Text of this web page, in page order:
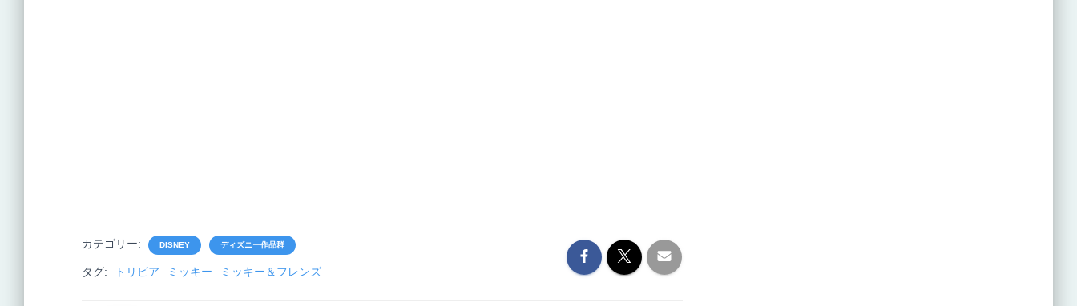
カテゴリー: DISNEY ディズニー作品群
タグ: トリビア ミッキー ミッキー＆フレンズ